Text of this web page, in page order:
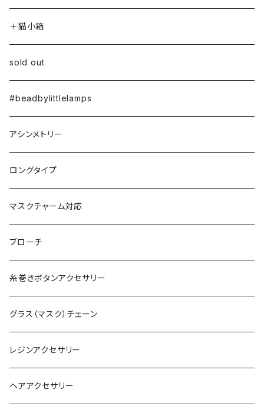
＋猫小箱
sold out
#beadbylittlelamps
アシンメトリー
ロングタイプ
マスクチャーム対応
ブローチ
糸巻きボタンアクセサリー
グラス（マスク）チェーン
レジンアクセサリー
ヘアアクセサリー